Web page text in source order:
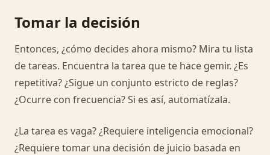
Tomar la decisión
Entonces, ¿cómo decides ahora mismo? Mira tu lista
de tareas. Encuentra la tarea que te hace gemir. ¿Es
repetitiva? ¿Sigue un conjunto estricto de reglas?
¿Ocurre con frecuencia? Si es así, automatízala.
¿La tarea es vaga? ¿Requiere inteligencia emocional?
¿Requiere tomar una decisión de juicio basada en